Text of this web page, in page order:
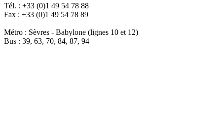
Tél. : +33 (0)1 49 54 78 88
Fax : +33 (0)1 49 54 78 89
Métro : Sèvres - Babylone (lignes 10 et 12)
Bus : 39, 63, 70, 84, 87, 94